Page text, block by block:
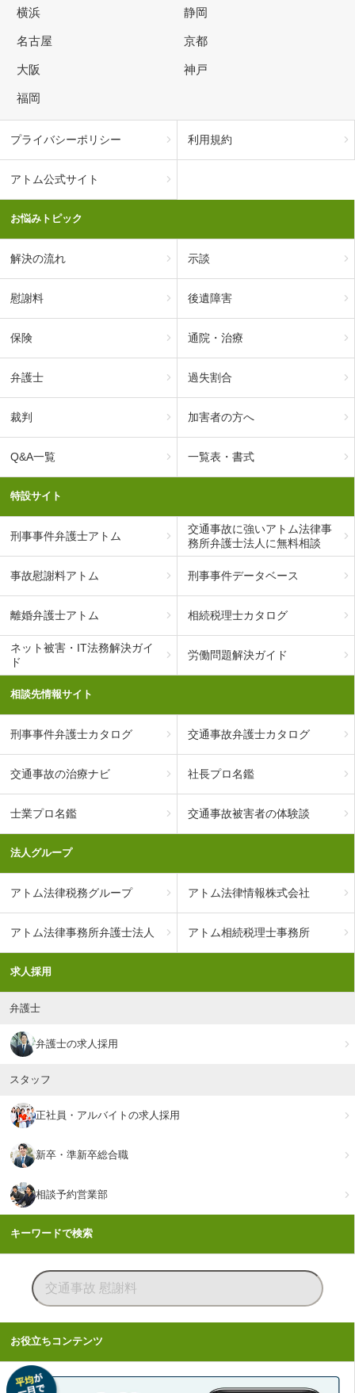
横浜 静岡
名古屋 京都
大阪 神戸
福岡
プライバシーポリシー 利用規約
アトム公式サイト
お悩みトピック
解決の流れ 示談
慰謝料 後遺障害
保険 通院・治療
弁護士 過失割合
裁判 加害者の方へ
Q&A一覧 一覧表・書式
特設サイト
刑事事件弁護士アトム
交通事故に強いアトム法律事
務所弁護士法人に無料相談
事故慰謝料アトム 刑事事件データベース
離婚弁護士アトム 相続税理士カタログ
ネット被害・IT法務解決ガイ
ド
労働問題解決ガイド
相談先情報サイト
刑事事件弁護士カタログ 交通事故弁護士カタログ
交通事故の治療ナビ 社長プロ名鑑
士業プロ名鑑 交通事故被害者の体験談
法人グループ
アトム法律税務グループ アトム法律情報株式会社
アトム法律事務所弁護士法人 アトム相続税理士事務所
求人採用
弁護士
弁護士の求人採用
スタッフ
正社員・アルバイトの求人採用
新卒・準新卒総合職
相談予約営業部
キーワードで検索
お役立ちコンテンツ